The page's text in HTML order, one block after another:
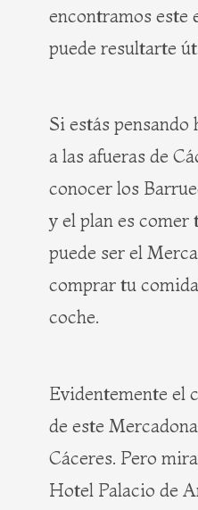
encontramos este
puede resultarte
Si estás pensando
a las afueras de
conocer los
y el plan es
puede ser el
comprar tu
coche.
Evidentemente el
de este
Cáceres. Pero
Hotel Palacio de